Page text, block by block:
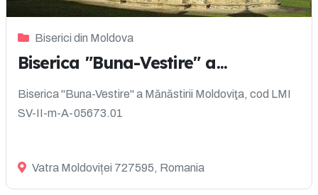
Biserici din Moldova
Biserica "Buna-Vestire" a...
Biserica "Buna-Vestire" a Mănăstirii Moldoviţa, cod LMI
SV-II-m-A-05673.01
Vatra Moldoviței 727595, Romania